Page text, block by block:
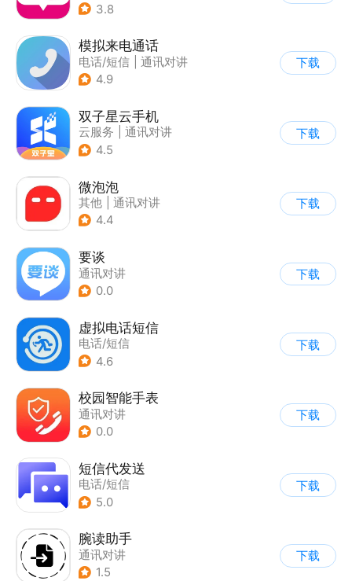
3.8
模拟来电通话
电话/短信
通讯对讲
4.9
下载
双子星云手机
云服务
通讯对讲
4.5
下载
微泡泡
其他
通讯对讲
4.4
下载
要谈
通讯对讲
0.0
下载
虚拟电话短信
电话/短信
4.6
下载
校园智能手表
通讯对讲
0.0
下载
短信代发送
电话/短信
5.0
下载
腕读助手
通讯对讲
1.5
下载